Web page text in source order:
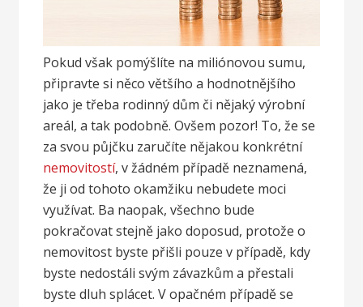
Pokud však pomýšlíte na miliónovou sumu,
připravte si něco většího a hodnotnějšího
jako je třeba rodinný dům či nějaký výrobní
areál, a tak podobně. Ovšem pozor! To, že se
za svou půjčku zaručíte nějakou konkrétní
nemovitostí, v žádném případě neznamená,
že ji od tohoto okamžiku nebudete moci
využívat. Ba naopak, všechno bude
pokračovat stejně jako doposud, protože o
nemovitost byste přišli pouze v případě, kdy
byste nedostáli svým závazkům a přestali
byste dluh splácet. V opačném případě se